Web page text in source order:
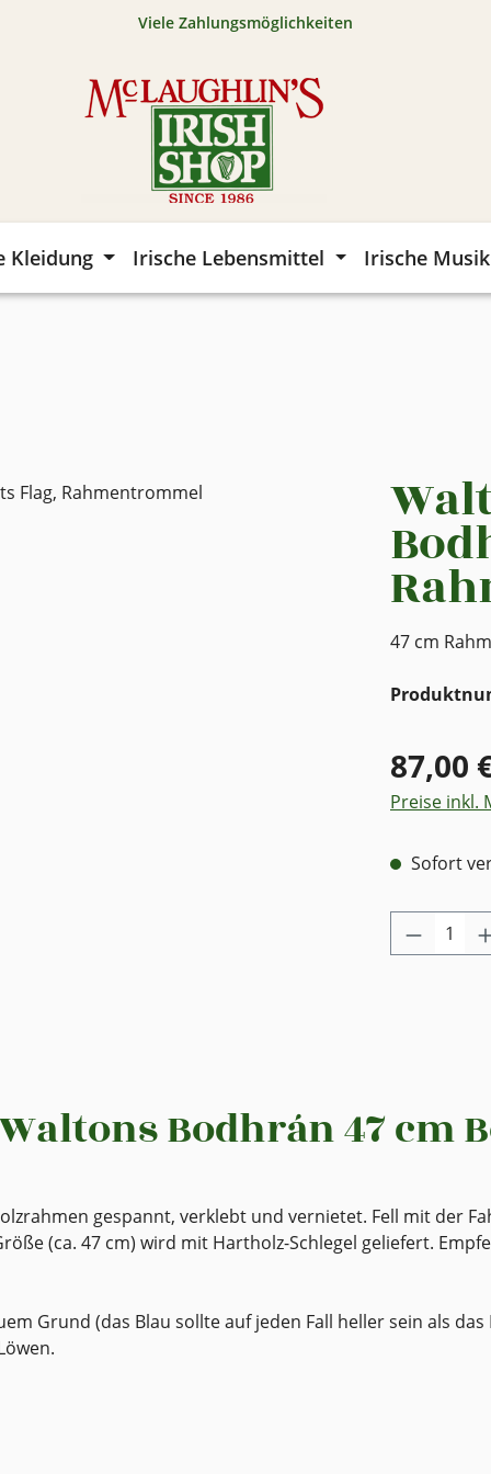
Viele Zahlungsmöglichkeiten
Kleidung Irische Lebensmittel Irische Musik
47 cm
87,00
Preise inkl.
Sofort
Bodhrán 47 cm
gespannt, verklebt und vernietet. Fell mit der
(ca. 47 cm) wird mit Hartholz-Schlegel geliefert.
Grund (das Blau sollte auf jeden Fall heller sein als